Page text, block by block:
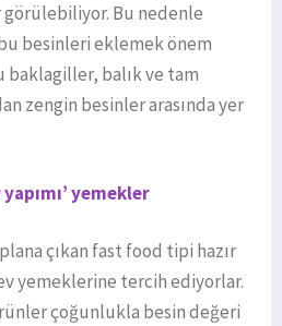
Bu nedenle
besinleri eklemek önem
baklagiller, balık ve tam
zengin besinler arasında yer
yemekler
çıkan fast food tipi hazır
yemeklerine tercih ediyorlar.
çoğunlukla besin değeri